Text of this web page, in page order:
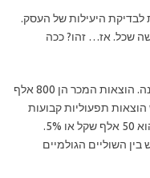
לבדיקת היעילות של העסק.
שכל. אז… זהו? ככה
נניח וחברה מסויימת מוכרת במיליון שקל בשנה. הוצאות המכר הן 800 אלף
הוא 20%. לחברה יש הוצאות תפעוליות קבועות
בסך 150 אלף שקל, מכאן שהרווח התפעולי הוא 50 אלף שקל או 5%.
השוליים הגולמיים